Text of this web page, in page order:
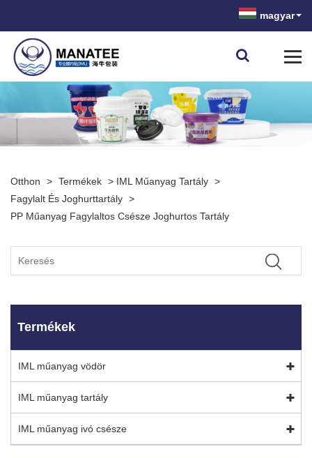
magyar
Otthon > Termékek > IML Műanyag Tartály >
Fagylalt És Joghurttartály >
PP Műanyag Fagylaltos Csésze Joghurtos Tartály
Termékek
IML műanyag vödör
IML műanyag tartály
IML műanyag ivó csésze